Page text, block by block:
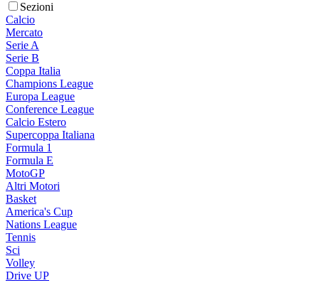
Sezioni
Calcio
Mercato
Serie A
Serie B
Coppa Italia
Champions League
Europa League
Conference League
Calcio Estero
Supercoppa Italiana
Formula 1
Formula E
MotoGP
Altri Motori
Basket
America's Cup
Nations League
Tennis
Sci
Volley
Drive UP